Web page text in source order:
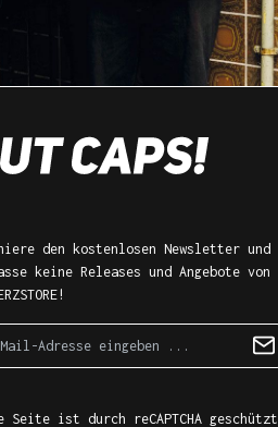
den kostenlosen Newsletter und
keine Releases und Angebote von
Seite ist durch reCAPTCHA geschützt